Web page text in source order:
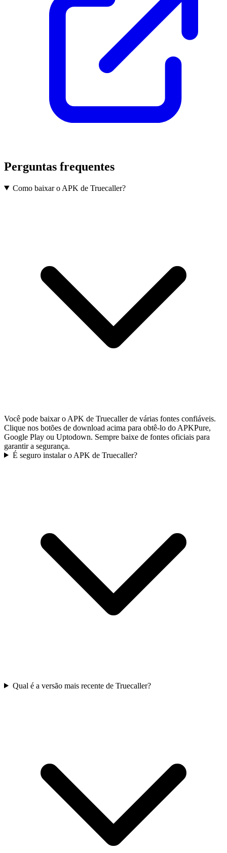
Perguntas frequentes
Como baixar o APK de Truecaller?
Você pode baixar o APK de Truecaller de várias fontes confiáveis.
Clique nos botões de download acima para obtê-lo do APKPure,
Google Play ou Uptodown. Sempre baixe de fontes oficiais para
garantir a segurança.
É seguro instalar o APK de Truecaller?
Qual é a versão mais recente de Truecaller?